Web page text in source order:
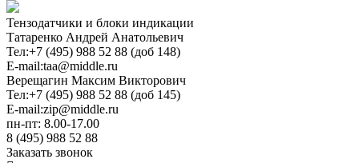
Тензодатчики и блоки индикации
Татаренко Андрей Анатольевич
Тел:+7 (495) 988 52 88 (доб 148)
E-mail:taa@middle.ru
Верещагин Максим Викторович
Тел:+7 (495) 988 52 88 (доб 145)
E-mail:zip@middle.ru
пн-пт: 8.00-17.00
8 (495) 988 52 88
Заказать звонок